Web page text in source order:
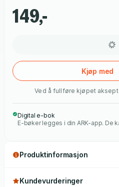
opp ned på livet hennes i New
komme til å minne henne så
aner ikke hva hun skal gjøre,
romanen om Lou Clark, i
verden. Internasjonalt har Jojo
149,-
Kjøp med
Ved å fullføre kjøpet
Digital e-bok
E-bøker legges i din ARK-app. De
Produktinformasjon
Kundevurderinger